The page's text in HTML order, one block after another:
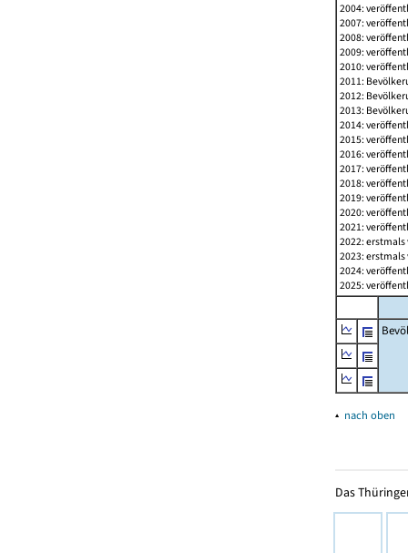
2004:
2007:
2008:
2009:
2010:
2011:
2012:
2013:
2014:
2015:
2016:
2017:
2018:
2019:
2020:
2021:
2022:
2023:
2024:
2025:
▴ nach oben
Das